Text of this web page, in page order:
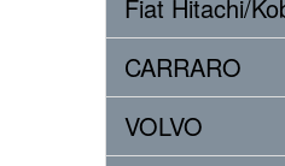
Fiat Hitachi/
CARRARO
VOLVO